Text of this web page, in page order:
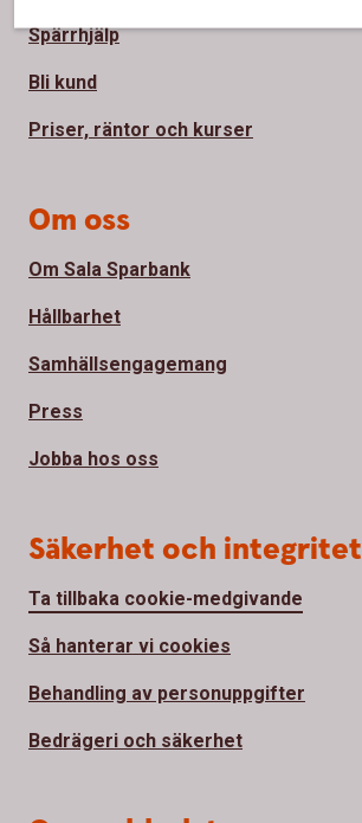
Spärrhjälp
Bli kund
Priser, räntor och kurser
Om oss
Om Sala Sparbank
Hållbarhet
Samhällsengagemang
Press
Jobba hos oss
Säkerhet och integritet
Ta tillbaka cookie-medgivande
Så hanterar vi cookies
Behandling av personuppgifter
Bedrägeri och säkerhet